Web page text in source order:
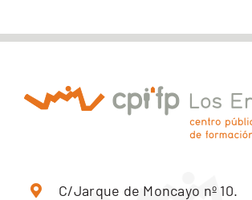
C/Jarque de Moncayo nº 10.